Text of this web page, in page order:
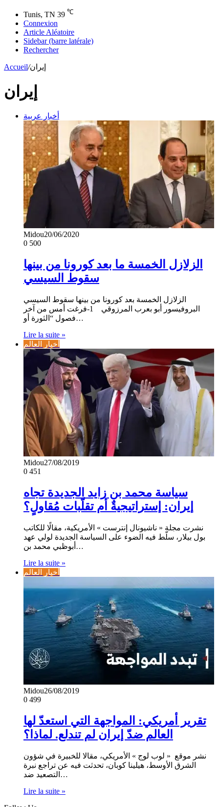
Tunis, TN 39 ℃
Connexion
Article Aléatoire
Sidebar (barre latérale)
Rechercher
Accueil/إيران
إيران
أخبار عربية
Midou20/06/2020
0 500
الزلازل الخمسة ما بعد كورونا من بينها
سقوط السيسي
الزلازل الخمسة بعد كورونا من بينها سقوط السيسي
البروفيسور أبو بعرب المرزوقي 1-فرغت أمس من آخر
فصول “الثورة أو…
Lire la suite »
أخبار العالم
Midou27/08/2019
0 451
سياسة محمد بن زايد الجديدة تجاه
إيران: إستراتيجيةٌ أم تقلّبات مُقاولٍ؟
نشرت مجلة « ناشيونال إنترست » الأمريكية، مقالًا للكاتب
بول بيلار، سلّط فيه الضوء على السياسة الجديدة لولي عهد
أبوظبي محمد بن…
Lire la suite »
أخبار العالم
Midou26/08/2019
0 499
تقرير أمريكي: المواجهة التي استعدّ لها
العالم ضدّ إيران لم تندلع. لماذا؟
نشر موقع « لوب لوج » الأمريكي، مقالا للخبيرة في شؤون
الشرق الأوسط، هيلينا كوبان، تحدثت فيه عن تراجع نبرة
التصعيد ضد…
Lire la suite »